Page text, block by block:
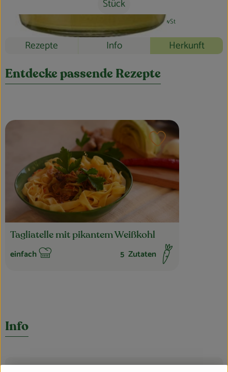
Stück
7% MwSt
Rezepte Info Herkunft
Entdecke passende Rezepte
Tagliatelle mit pikantem Weißkohl
Schwierigkeit:
einfach 5 Zutaten
Rezept zu
Info